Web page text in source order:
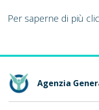
Per saperne di più
Agenzia